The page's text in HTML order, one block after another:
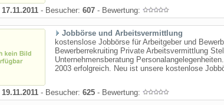
17.11.2011 - Besucher: 607 - Bewertung:
Jobbörse und Arbeitsvermittlung
kostenslose Jobbörse für Arbeitgeber und
Bewerberrekruiting Private Arbeitsvermittlung
Unternehmensberatung
2003 erfolgreich. Neu ist unsere kostenlose
19.11.2011 - Besucher: 625 - Bewertung: